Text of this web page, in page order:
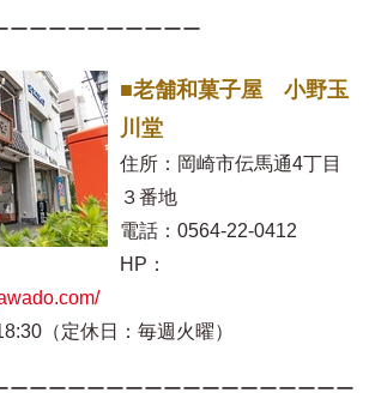
ーーーーーーーーーー
■老舗和菓子屋 小野玉
川堂
住所：岡崎市伝馬通4丁目
３番地
電話：0564-22-0412
HP：
（定休日：毎週火曜）
ーーーーーーーーーーーーーーーーーー